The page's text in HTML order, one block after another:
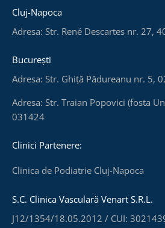
Cluj-Napoca
Adresa: Str. René Descartes nr. 27,
București
Adresa: Str. Ghiță Pădureanu nr. 5,
Adresa: Str. Traian Popovici (fosta
031424
Clinici Partenere:
Clinica de Podiatrie Cluj-Napoca
S.C. Clinica Vasculară Venart S.R.L.
J12/1354/18.05.2012 / CUI: